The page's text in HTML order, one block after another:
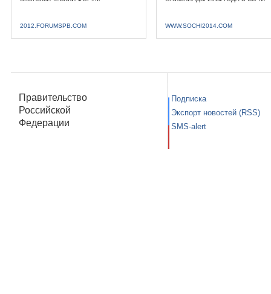
2012.FORUMSPB.COM WWW.SOCHI2014.COM
Правительство
Российской
Федерации
Подписка
Экспорт новостей (RSS)
SMS-alert